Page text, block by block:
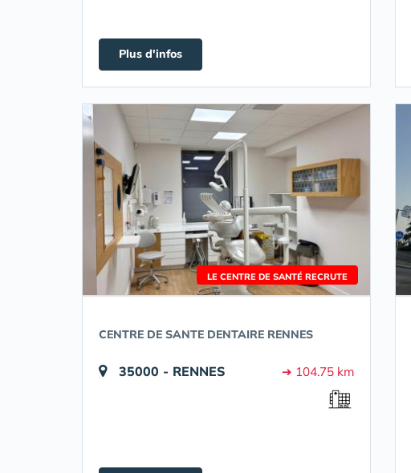
Plus d'infos
LE CENTRE DE SANTÉ RECRUTE
CENTRE DE SANTE DENTAIRE RENNES
35000 - RENNES ➔ 104.75 km